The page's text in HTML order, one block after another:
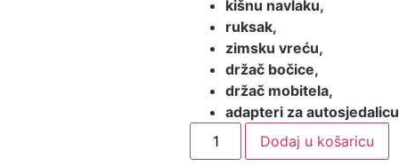
kišnu navlaku,
ruksak,
zimsku vreću,
držač bočice,
držač mobitela,
adapteri za autosjedalicu
Dodaj u košaricu